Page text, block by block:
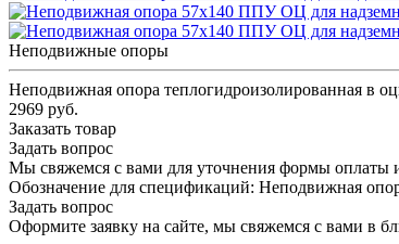
Неподвижные опоры
Неподвижная опора теплогидроизолированная в
2969 руб.
Заказать товар
Задать вопрос
Мы свяжемся с вами для уточнения формы оплаты и
Обозначение для спецификаций: Неподвижная
Задать вопрос
Оформите заявку на сайте, мы свяжемся с вами в